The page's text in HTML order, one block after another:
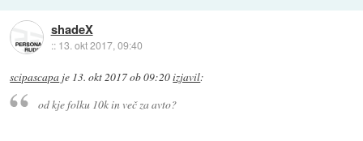
shadeX
:: 13. okt 2017, 09:40
scipascapa je 13. okt 2017 ob 09:20izjavil:
od kje folku 10k in več za avto?